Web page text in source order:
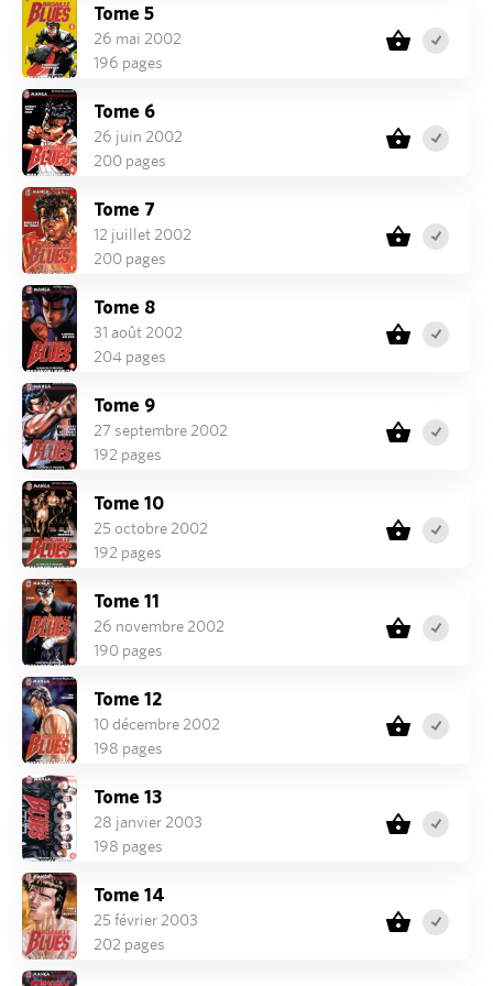
Tome 5
26 mai 2002
196 pages
Tome 6
26 juin 2002
200 pages
Tome 7
12 juillet 2002
200 pages
Tome 8
31 août 2002
204 pages
Tome 9
27 septembre 2002
192 pages
Tome 10
25 octobre 2002
192 pages
Tome 11
26 novembre 2002
190 pages
Tome 12
10 décembre 2002
198 pages
Tome 13
28 janvier 2003
198 pages
Tome 14
25 février 2003
202 pages